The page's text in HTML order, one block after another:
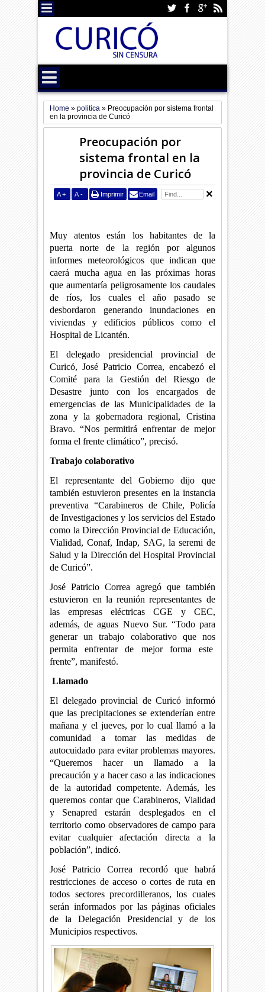
Home »politica » Preocupación por sistema frontal
en la provincia de Curicó
Preocupación por
sistema frontal en la
provincia de Curicó
A + A - Imprimir Email
Muy atentos están los habitantes de la
puerta norte de la región por algunos
informes meteorológicos que indican que
caerá mucha agua en las próximas horas
que aumentaría peligrosamente los caudales
de ríos, los cuales el año pasado se
desbordaron generando inundaciones en
viviendas y edificios públicos como el
Hospital de Licantén.
El delegado presidencial provincial de
Curicó, José Patricio Correa, encabezó el
Comité para la Gestión del Riesgo de
Desastre junto con los encargados de
emergencias de las Municipalidades de la
zona y la gobernadora regional, Cristina
Bravo. “Nos permitirá enfrentar de mejor
forma el frente climático”, precisó.
Trabajo colaborativo
El representante del Gobierno dijo que
también estuvieron presentes en la instancia
preventiva “Carabineros de Chile, Policía
de Investigaciones y los servicios del Estado
como la Dirección Provincial de Educación,
Vialidad, Conaf, Indap, SAG, la seremi de
Salud y la Dirección del Hospital Provincial
de Curicó”.
José Patricio Correa agregó que también
estuvieron en la reunión representantes de
las empresas eléctricas CGE y CEC,
además, de aguas Nuevo Sur. “Todo para
generar un trabajo colaborativo que nos
permita enfrentar de mejor forma este
frente”, manifestó.
Llamado
El delegado provincial de Curicó informó
que las precipitaciones se extenderían entre
mañana y el jueves, por lo cual llamó a la
comunidad a tomar las medidas de
autocuidado para evitar problemas mayores.
“Queremos hacer un llamado a la
precaución y a hacer caso a las indicaciones
de la autoridad competente. Además, les
queremos contar que Carabineros, Vialidad
y Senapred estarán desplegados en el
territorio como observadores de campo para
evitar cualquier afectación directa a la
población”, indicó.
José Patricio Correa recordó que habrá
restricciones de acceso o cortes de ruta en
todos sectores precordilleranos, los cuales
serán informados por las páginas oficiales
de la Delegación Presidencial y de los
Municipios respectivos.